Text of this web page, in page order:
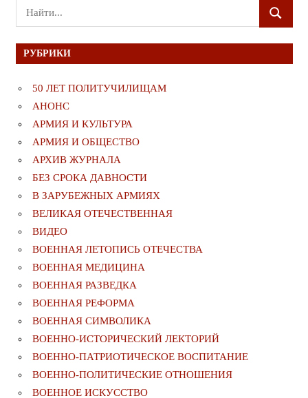
Поиск
для:
ПОИСК
РУБРИКИ
50 ЛЕТ ПОЛИТУЧИЛИЩАМ
АНОНС
АРМИЯ И КУЛЬТУРА
АРМИЯ И ОБЩЕСТВО
АРХИВ ЖУРНАЛА
БЕЗ СРОКА ДАВНОСТИ
В ЗАРУБЕЖНЫХ АРМИЯХ
ВЕЛИКАЯ ОТЕЧЕСТВЕННАЯ
ВИДЕО
ВОЕННАЯ ЛЕТОПИСЬ ОТЕЧЕСТВА
ВОЕННАЯ МЕДИЦИНА
ВОЕННАЯ РАЗВЕДКА
ВОЕННАЯ РЕФОРМА
ВОЕННАЯ СИМВОЛИКА
ВОЕННО-ИСТОРИЧЕСКИЙ ЛЕКТОРИЙ
ВОЕННО-ПАТРИОТИЧЕСКОЕ ВОСПИТАНИЕ
ВОЕННО-ПОЛИТИЧЕСКИE ОТНОШЕНИЯ
ВОЕННОЕ ИСКУССТВО